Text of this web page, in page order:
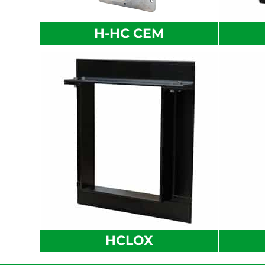
H-HC CEM
HCLOX